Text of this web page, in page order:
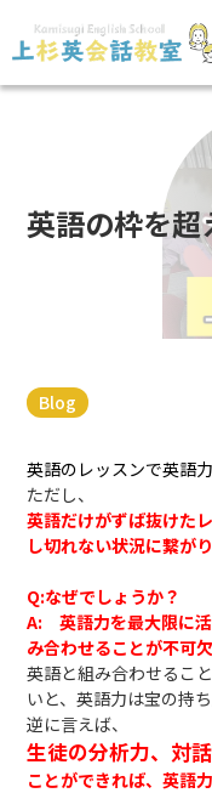
英語の枠を超
Blog
英語のレッスンで英語
ただし、
英語だけがずば抜けた
し切れない状況に繋が
Q:なぜでしょうか？
A: 英語力を最大限に
み合わせることが不可
英語と組み合わせるこ
いと、英語力は宝の持
逆に言えば、
生徒の分析力、対
ことができれば、英語